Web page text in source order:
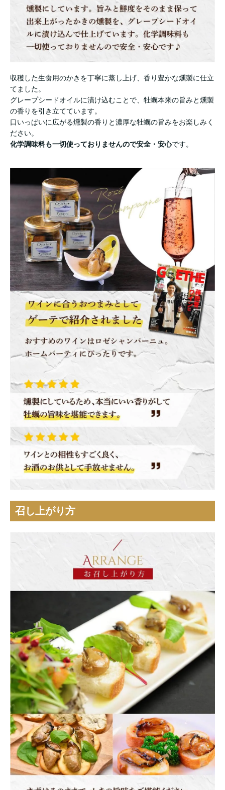
収穫した生食用のかきを丁寧に蒸し上げ、香り豊かな燻製に仕立
てました。
グレープシードオイルに漬け込むことで、牡蠣本来の旨みと燻製
の香りを引き立てています。
口いっぱいに広がる燻製の香りと濃厚な牡蠣の旨みをお楽しみく
ださい。
化学調味料も一切使っておりませんので安全・安心です。
召し上がり方